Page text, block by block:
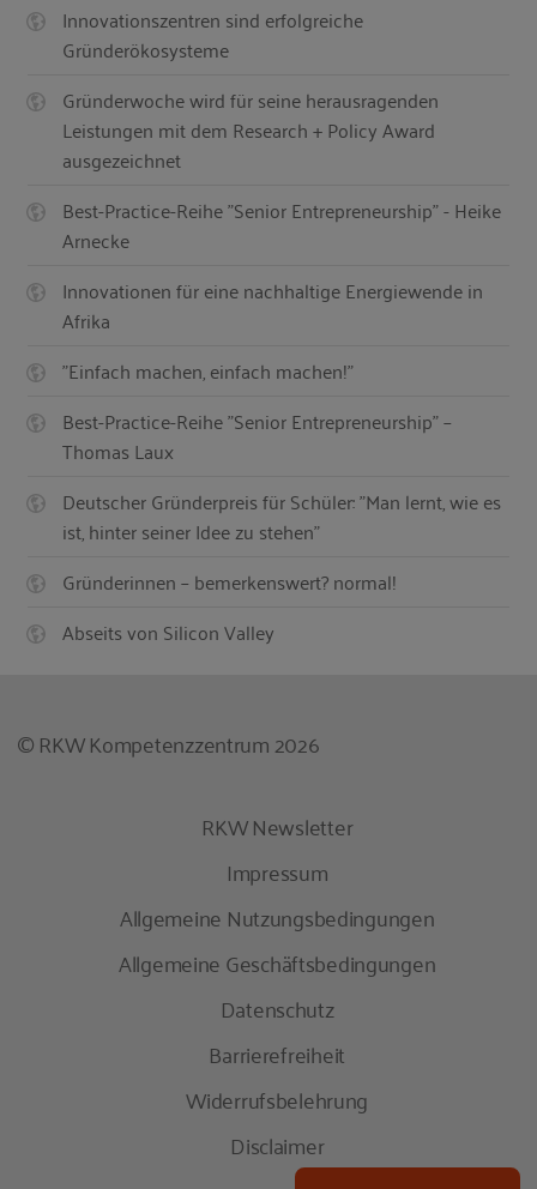
Innovationszentren sind erfolgreiche
Gründerökosysteme
Gründerwoche wird für seine herausragenden
Leistungen mit dem Research + Policy Award
ausgezeichnet
Best-Practice-Reihe "Senior Entrepreneurship" - Heike
Arnecke
Innovationen für eine nachhaltige Energiewende in
Afrika
"Einfach machen, einfach machen!"
Best-Practice-Reihe "Senior Entrepreneurship" –
Thomas Laux
Deutscher Gründerpreis für Schüler: "Man lernt, wie es
ist, hinter seiner Idee zu stehen"
Gründerinnen – bemerkenswert? normal!
Abseits von Silicon Valley
© RKW Kompetenzzentrum 2026
RKW Newsletter
Impressum
Allgemeine Nutzungsbedingungen
Allgemeine Geschäftsbedingungen
Datenschutz
Barrierefreiheit
Widerrufsbelehrung
Disclaimer